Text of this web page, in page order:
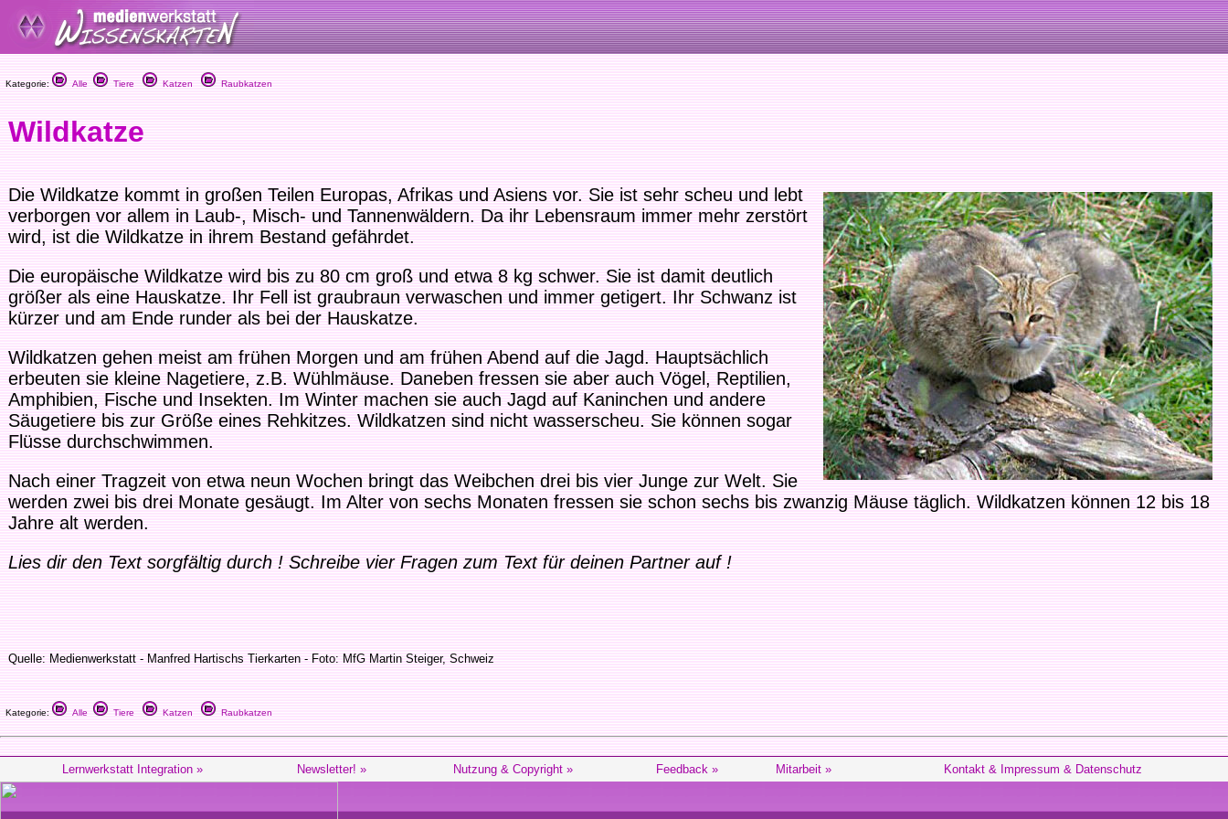
Kategorie: Alle Tiere Katzen Raubkatzen
Wildkatze
Die Wildkatze kommt in großen Teilen Europas, Afrikas und Asiens vor. Sie ist sehr scheu und lebt
verborgen vor allem in Laub-, Misch- und Tannenwäldern. Da ihr Lebensraum immer mehr zerstört
wird, ist die Wildkatze in ihrem Bestand gefährdet.
Die europäische Wildkatze wird bis zu 80 cm groß und etwa 8 kg schwer. Sie ist damit deutlich
größer als eine Hauskatze. Ihr Fell ist graubraun verwaschen und immer getigert. Ihr Schwanz ist
kürzer und am Ende runder als bei der Hauskatze.
Wildkatzen gehen meist am frühen Morgen und am frühen Abend auf die Jagd. Hauptsächlich
erbeuten sie kleine Nagetiere, z.B. Wühlmäuse. Daneben fressen sie aber auch Vögel, Reptilien,
Amphibien, Fische und Insekten. Im Winter machen sie auch Jagd auf Kaninchen und andere
Säugetiere bis zur Größe eines Rehkitzes. Wildkatzen sind nicht wasserscheu. Sie können sogar
Flüsse durchschwimmen.
Nach einer Tragzeit von etwa neun Wochen bringt das Weibchen drei bis vier Junge zur Welt. Sie
werden zwei bis drei Monate gesäugt. Im Alter von sechs Monaten fressen sie schon sechs bis zwanzig Mäuse täglich. Wildkatzen können 12 bis 18
Jahre alt werden.
Lies dir den Text sorgfältig durch ! Schreibe vier Fragen zum Text für deinen Partner auf !
Quelle: Medienwerkstatt - Manfred Hartischs Tierkarten - Foto: MfG Martin Steiger, Schweiz
Kategorie: Alle Tiere Katzen Raubkatzen
Lernwerkstatt Integration » Newsletter! » Nutzung & Copyright » Feedback » Mitarbeit » Kontakt & Impressum & Datenschutz